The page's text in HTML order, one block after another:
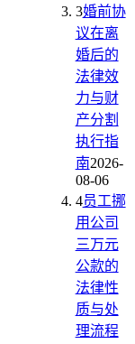
3婚前协
议在离
婚后的
法律效
力与财
产分割
执行指
南2026-
08-06
4员工挪
用公司
三万元
公款的
法律性
质与处
理流程